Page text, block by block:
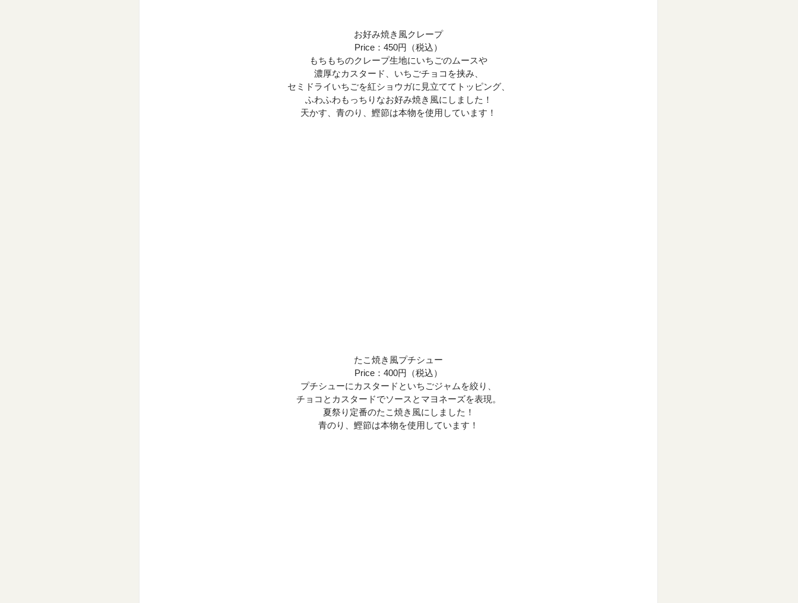
お好み焼き風クレープ
Price：450円（税込）
もちもちのクレープ生地にいちごのムースや
濃厚なカスタード、いちごチョコを挟み、
セミドライいちごを紅ショウガに見立ててトッピング、
ふわふわもっちりなお好み焼き風にしました！
天かす、青のり、鰹節は本物を使用しています！
たこ焼き風プチシュー
Price：400円（税込）
プチシューにカスタードといちごジャムを絞り、
チョコとカスタードでソースとマヨネーズを表現。
夏祭り定番のたこ焼き風にしました！
青のり、鰹節は本物を使用しています！